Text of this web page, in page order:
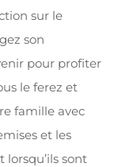
sur le
son
pour profiter
le ferez et
famille avec
et les
sont